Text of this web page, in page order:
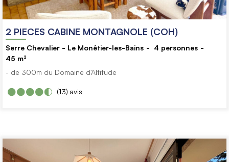
2 PIECES CABINE MONTAGNOLE (COH)
Serre Chevalier - Le Monêtier-les-Bains 4 personnes
45 m²
- de 300m du Domaine d'Altitude
avis
(13)